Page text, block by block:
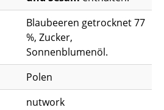
Blaubeeren getrocknet 77
%, Zucker,
Sonnenblumenöl.
Polen
nutwork